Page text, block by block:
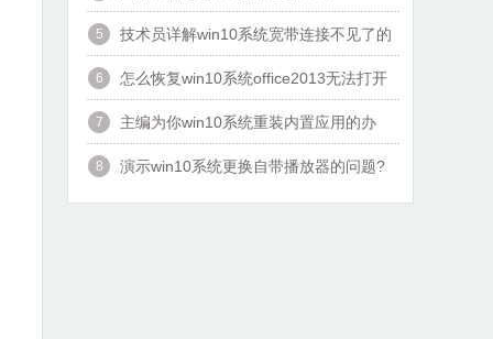
技术员详解win10系统宽带连接不见了的
办法?
5
怎么恢复win10系统office2013无法打开
文件的教程?
6
主编为你win10系统重装内置应用的办
法?
7
演示win10系统更换自带播放器的问题?
8